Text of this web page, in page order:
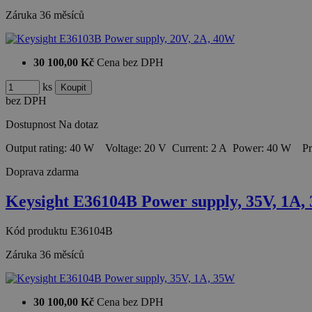
Záruka 36 měsíců
30 100,00 Kč Cena bez DPH
ks
bez DPH
Dostupnost Na dotaz
Output rating: 40 W Voltage: 20 V Current: 2 A Power: 40 W
Doprava zdarma
Keysight E36104B Power supply, 35V, 1A,
Kód produktu E36104B
Záruka 36 měsíců
30 100,00 Kč Cena bez DPH